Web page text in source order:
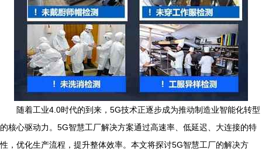
随着工业4.0时代的到来，5G技术正逐步成为推动制造业智能化转型
的核心驱动力。5G智慧工厂解决方案通过高速率、低延迟、大连接的特
性，优化生产流程，提升整体效率。本文将探讨5G智慧工厂的解决方